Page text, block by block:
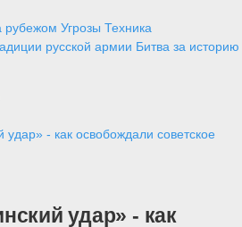
рубежом Угрозы Техника
русской армии Битва за историю
удар» - как освобождали советское
удар» - как